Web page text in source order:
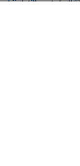
Länk till protokoll